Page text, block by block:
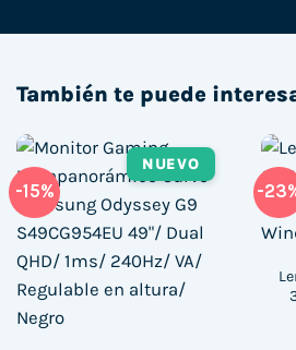
También te puede
-15%
NUEVO
-